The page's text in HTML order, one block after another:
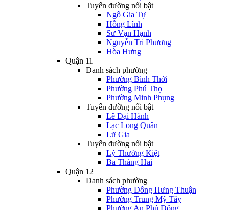
Tuyến đường nổi bật
Ngô Gia Tự
Hồng Lĩnh
Sư Vạn Hạnh
Nguyễn Tri Phương
Hòa Hưng
Quận 11
Danh sách phường
Phường Bình Thới
Phường Phú Thọ
Phường Minh Phụng
Tuyến đường nổi bật
Lê Đại Hành
Lạc Long Quân
Lữ Gia
Tuyến đường nổi bật
Lý Thường Kiệt
Ba Tháng Hai
Quận 12
Danh sách phường
Phường Đông Hưng Thuận
Phường Trung Mỹ Tây
Phường An Phú Đông